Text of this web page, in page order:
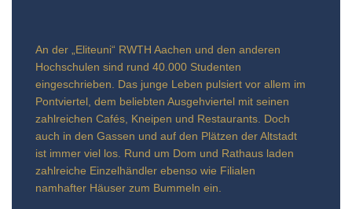
An der „Eliteuni“ RWTH Aachen und den anderen
Hochschulen sind rund 40.000 Studenten
eingeschrieben. Das junge Leben pulsiert vor allem im
Pontviertel, dem beliebten Ausgehviertel mit seinen
zahlreichen Cafés, Kneipen und Restaurants. Doch
auch in den Gassen und auf den Plätzen der Altstadt
ist immer viel los. Rund um Dom und Rathaus laden
zahlreiche Einzelhändler ebenso wie Filialen
namhafter Häuser zum Bummeln ein.